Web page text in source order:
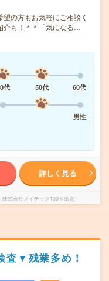
の方もお気軽にご相談く
介も！＊＊「気になる…
代 50代
60代
男性
詳しく見る
式会社メイテック100％出資）
査▼残業多め！